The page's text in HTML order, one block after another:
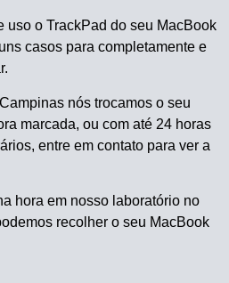
uso o TrackPad do seu MacBook
casos para completamente e
nós trocamos o seu
marcada, ou com até 24 horas
entre em contato para ver a
hora em nosso laboratório no
recolher o seu MacBook